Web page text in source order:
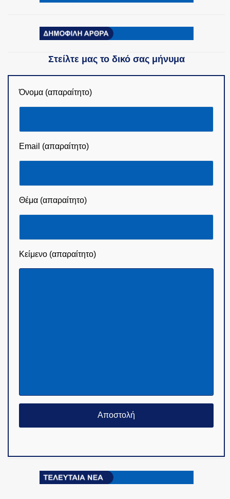
Στείλτε μας το δικό σας μήνυμα
Όνομα (απαραίτητο)
Email (απαραίτητο)
Θέμα (απαραίτητο)
Κείμενο (απαραίτητο)